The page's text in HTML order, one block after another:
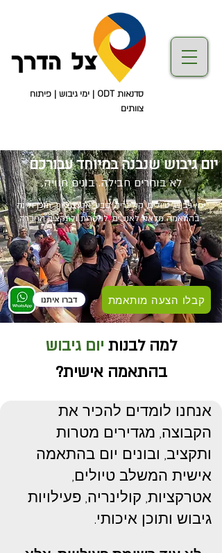
סדנאות ODT | ימי גיבוש | פיתוח
צוותים
יום גיבוש שנבנה במיוחד עבורכם
לא בוחרים חבילה. בונים חוויה.
ימי גיבוש, טיולים, קולינריה, טבע, אטרקציות, תוכן ולינה
- בהתאמה מלאה לאנשים, למטרות ולתקציב החברה.
דברו איתנו קבלו הצעה מותאמת
אנחנו לומדים להכיר את
הקבוצה, מגדירים מטרות
ותקציב, ובונים יום בהתאמה
אישית המשלב טיולים,
אטרקציות, קולינריה, פעילויות
גיבוש ותוכן איכותי.
למה לבנות יום גיבוש
בהתאמה אישית?